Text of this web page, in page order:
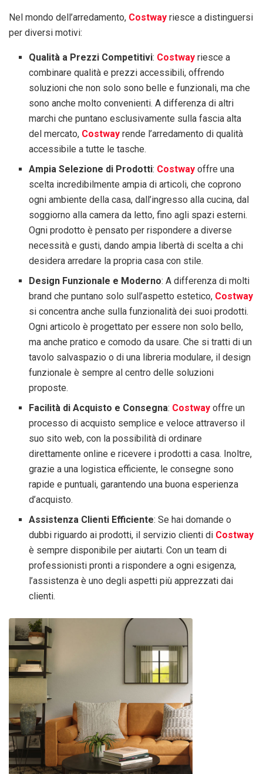
Nel mondo dell’arredamento, Costway riesce a distinguersi
per diversi motivi:
Qualità a Prezzi Competitivi: Costway riesce a
combinare qualità e prezzi accessibili, offrendo
soluzioni che non solo sono belle e funzionali, ma che
sono anche molto convenienti. A differenza di altri
marchi che puntano esclusivamente sulla fascia alta
del mercato, Costway rende l’arredamento di qualità
accessibile a tutte le tasche.
Ampia Selezione di Prodotti: Costway offre una
scelta incredibilmente ampia di articoli, che coprono
ogni ambiente della casa, dall’ingresso alla cucina, dal
soggiorno alla camera da letto, fino agli spazi esterni.
Ogni prodotto è pensato per rispondere a diverse
necessità e gusti, dando ampia libertà di scelta a chi
desidera arredare la propria casa con stile.
Design Funzionale e Moderno: A differenza di molti
brand che puntano solo sull’aspetto estetico, Costway
si concentra anche sulla funzionalità dei suoi prodotti.
Ogni articolo è progettato per essere non solo bello,
ma anche pratico e comodo da usare. Che si tratti di un
tavolo salvaspazio o di una libreria modulare, il design
funzionale è sempre al centro delle soluzioni
proposte.
Facilità di Acquisto e Consegna: Costway offre un
processo di acquisto semplice e veloce attraverso il
suo sito web, con la possibilità di ordinare
direttamente online e ricevere i prodotti a casa. Inoltre,
grazie a una logistica efficiente, le consegne sono
rapide e puntuali, garantendo una buona esperienza
d’acquisto.
Assistenza Clienti Efficiente: Se hai domande o
dubbi riguardo ai prodotti, il servizio clienti di Costway
è sempre disponibile per aiutarti. Con un team di
professionisti pronti a rispondere a ogni esigenza,
l’assistenza è uno degli aspetti più apprezzati dai
clienti.